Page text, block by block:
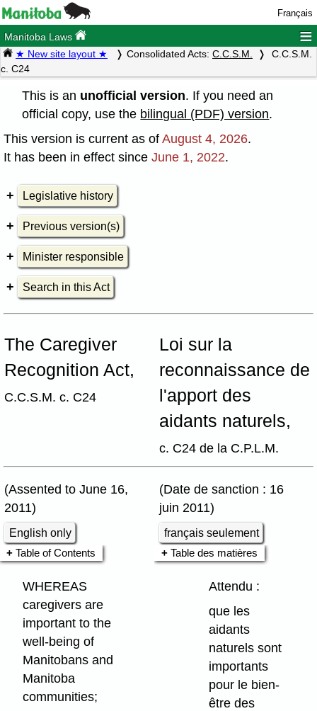
Français
Manitoba Laws ≡
★ New site layout ★ Consolidated Acts: C.C.S.M.
C.C.S.M.
c. C24
This is an unofficial version. If you need an
official copy, use the bilingual (PDF) version.
This version is current as of August 4, 2026.
It has been in effect since June 1, 2022.
Legislative history
Previous version(s)
Minister responsible
Search in this Act
The Caregiver
Recognition Act,
C.C.S.M. c. C24
Loi sur la
reconnaissance de
l'apport des
aidants naturels,
c. C24 de la C.P.L.M.
(Assented to June 16,
2011)
(Date de sanction : 16
juin 2011)
English only
français seulement
Table of Contents
Table des matières
WHEREAS
caregivers are
important to the
well-being of
Manitobans and
Manitoba
communities;
Attendu :
que les
aidants
naturels sont
importants
pour le bien-
être des